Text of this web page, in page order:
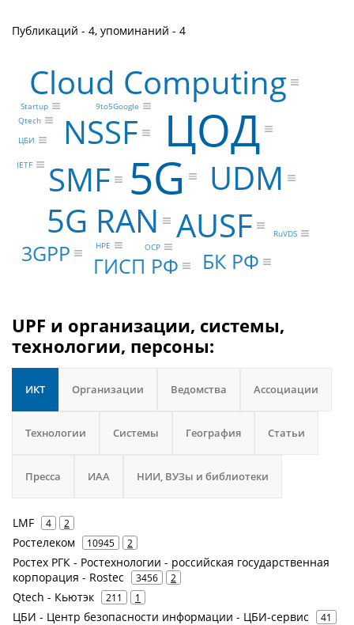
Публикаций - 4, упоминаний - 4
5G
ЦОД
NSSF
5G RAN
Cloud Computing
AUSF
SMF UDM
3GPP ГИСП РФ БК РФ
Qtech
ЦБИ
RuVDS
HPE
OCP
IETF
Startup 9to5Google
UPF и организации, системы,
технологии, персоны:
ИКТ Организации Ведомства Ассоциации
Технологии Системы География Статьи
Пресса ИАА НИИ, ВУЗы и библиотеки
LMF 4 2
Ростелеком 10945 2
Ростех РГК - Ростехнологии - российская государственная
корпорация - Rostec
3456 2
Qtech - Кьютэк 211 1
ЦБИ - Центр безопасности информации - ЦБИ-сервис
41